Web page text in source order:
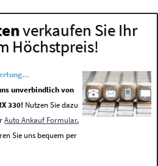
verkaufen Sie Ihr
Höchstpreis!
unverbindlich von
330! Nutzen Sie dazu
Auto Ankauf Formular,
Sie uns bequem per